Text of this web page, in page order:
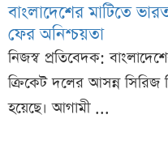
বাংলাদেশের মাটিতে
ফের অনিশ্চয়তা
নিজস্ব প্রতিবেদক:
ক্রিকেট দলের আসন্ন সিরিজ
হয়েছে। আগামী ...